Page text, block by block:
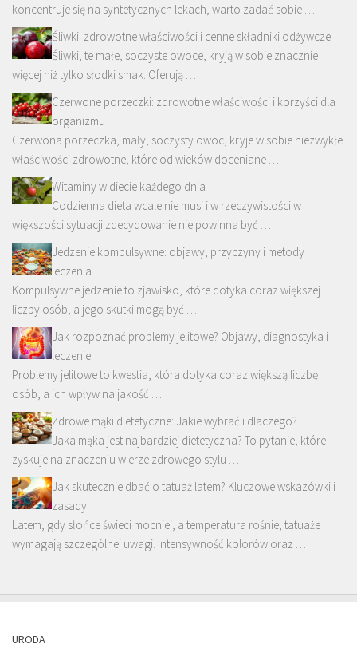
koncentruje się na syntetycznych lekach, warto zadać sobie …
Śliwki: zdrowotne właściwości i cenne składniki odżywcze
Śliwki, te małe, soczyste owoce, kryją w sobie znacznie
więcej niż tylko słodki smak. Oferują …
Czerwone porzeczki: zdrowotne właściwości i korzyści dla
organizmu
Czerwona porzeczka, mały, soczysty owoc, kryje w sobie niezwykłe
właściwości zdrowotne, które od wieków doceniane …
Witaminy w diecie każdego dnia
Codzienna dieta wcale nie musi i w rzeczywistości w
większości sytuacji zdecydowanie nie powinna być …
Jedzenie kompulsywne: objawy, przyczyny i metody
leczenia
Kompulsywne jedzenie to zjawisko, które dotyka coraz większej
liczby osób, a jego skutki mogą być …
Jak rozpoznać problemy jelitowe? Objawy, diagnostyka i
leczenie
Problemy jelitowe to kwestia, która dotyka coraz większą liczbę
osób, a ich wpływ na jakość …
Zdrowe mąki dietetyczne: Jakie wybrać i dlaczego?
Jaka mąka jest najbardziej dietetyczna? To pytanie, które
zyskuje na znaczeniu w erze zdrowego stylu …
Jak skutecznie dbać o tatuaż latem? Kluczowe wskazówki i
zasady
Latem, gdy słońce świeci mocniej, a temperatura rośnie, tatuaże
wymagają szczególnej uwagi. Intensywność kolorów oraz …
URODA